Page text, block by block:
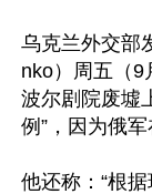
乌克兰外交部
nko）周五（9
波尔剧院废墟
例”，因为俄军
他还称：“根